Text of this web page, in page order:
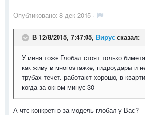
Опубликовано: 8 дек 2015 ·
В 12/8/2015, 7:47:05, Вирус сказал:
У меня тоже Глобал стоят только
как живу в многоэтажке, гидроудары и
трубах течет. работают хорошо, в
когда за окном минус 30
А что конкретно за модель глобал у Вас?